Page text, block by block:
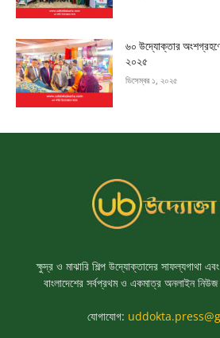
৬০ উদ্যোক্তার
২০২৫
ডিসেম্বর ১, ২০২৫
ক্ষুদ্র ও মাঝারি শিল্প উদ্যোক্তাদের সাফল্যগাথা
বাংলাদেশের সর্বপ্রথম ও একমাত্র অনলাইন নিউজ
যোগাযোগ: